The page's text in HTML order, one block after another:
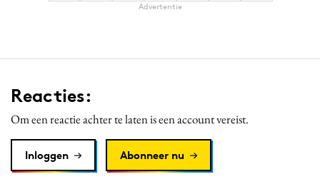
Advertentie
Reacties:
Om een reactie achter te laten is een account vereist.
Inloggen Abonneer nu